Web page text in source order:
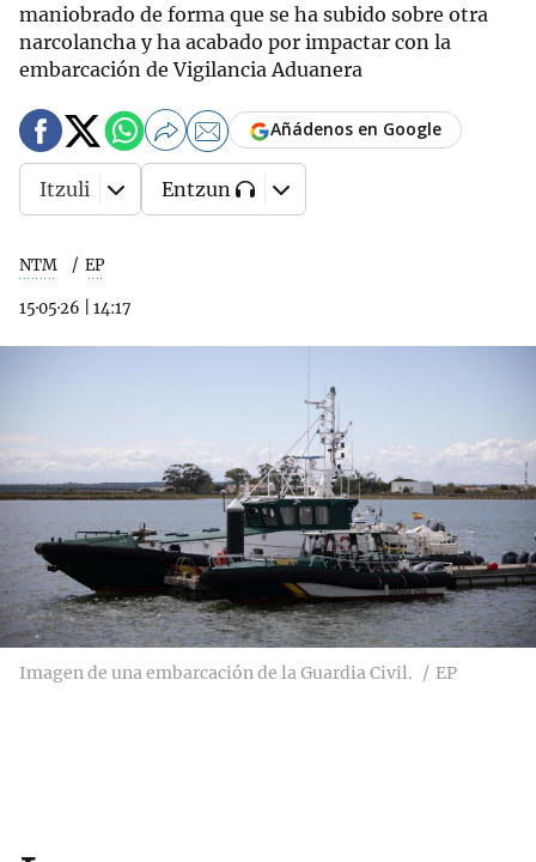
maniobrado de forma que se ha subido sobre otra
narcolancha y ha acabado por impactar con la
embarcación de Vigilancia Aduanera
NTM EP
15·05·26 14:17
Añádenos en Google
Itzuli Entzun
Imagen de una embarcación de la Guardia Civil. EP